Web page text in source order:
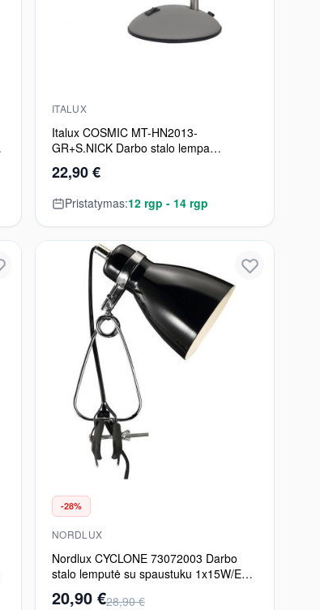
ITALUX
Italux COSMIC MT-HN2013-
GR+S.NICK Darbo stalo lempa
1x60W/E27
22,90 €
Pristatymas:12 rgp - 14 rgp
-28%
NORDLUX
Nordlux CYCLONE 73072003 Darbo
stalo lemputė su spaustuku 1x15W/E14
IP20
20,90 €28,90 €